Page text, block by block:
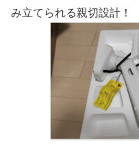
み立てられる親切設計！